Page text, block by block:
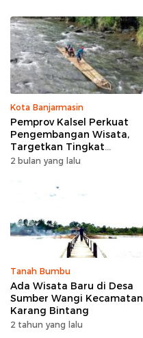
Kota Banjarmasin
Pemprov Kalsel Perkuat
Pengembangan Wisata,
Targetkan Tingkat
Kunjungan Naik 5 Persen di
2 bulan yang lalu
Tanah Bumbu
Ada Wisata Baru di Desa
Sumber Wangi Kecamatan
Karang Bintang
2 tahun yang lalu